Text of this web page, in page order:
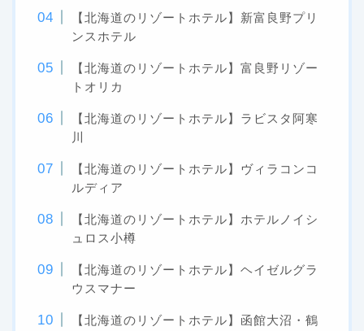
【北海道のリゾートホテル】新富良野プリ
ンスホテル
【北海道のリゾートホテル】富良野リゾー
トオリカ
【北海道のリゾートホテル】ラビスタ阿寒
川
【北海道のリゾートホテル】ヴィラコンコ
ルディア
【北海道のリゾートホテル】ホテルノイシ
ュロス小樽
【北海道のリゾートホテル】ヘイゼルグラ
ウスマナー
【北海道のリゾートホテル】函館大沼・鶴